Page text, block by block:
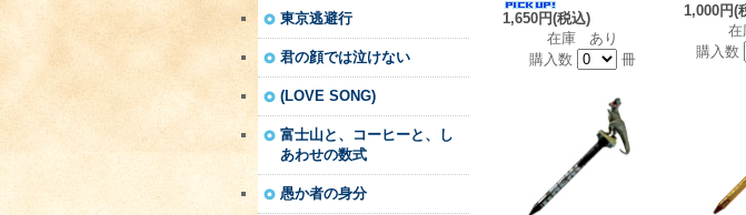
東京逃避行
君の顔では泣けない
(LOVE SONG)
富士山と、コーヒーと、し
あわせの数式
愚か者の身分
1,650円(税込)
在庫 あり
購入数
冊
1,000円(
購入数